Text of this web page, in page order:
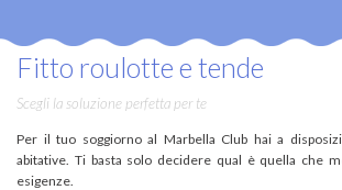
Fitto roulotte e tende
Scegli la soluzione perfetta per te
Per il tuo soggiorno al Marbella Club hai a
abitative. Ti basta solo decidere qual è quella che
esigenze.